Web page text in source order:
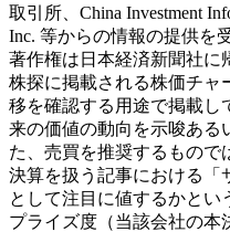
取引所、China Investment
Inc. 等からの情報の提供を
著作権は日本経済新聞社に
株探に掲載される株価チャ
移を確認する用途で掲載し
来の価値の動向を示唆ある
た、売買を推奨するもので
決算を扱う記事における「
として注目に値するかとい
プライズ度（当該会社の本